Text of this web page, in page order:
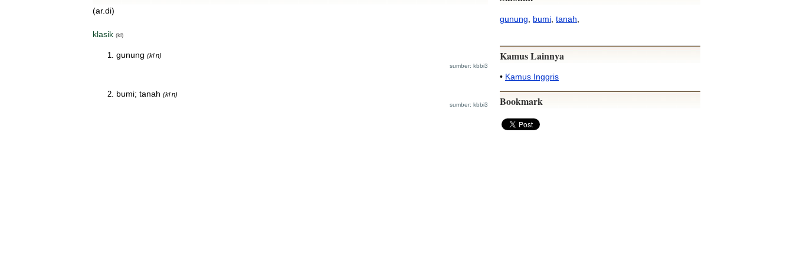
(ar.di)
klasik (kl)
gunung (kl n)
sumber: kbbi3
bumi; tanah (kl n)
sumber: kbbi3
gunung bumi tanah
Kamus Lainnya
• Kamus Inggris
Bookmark